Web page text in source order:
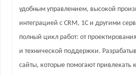
удобным управлением, высокой
интеграцией с CRM, 1С и другими
полный цикл работ: от
и технической поддержки.
сайты, которые помогают привлекать